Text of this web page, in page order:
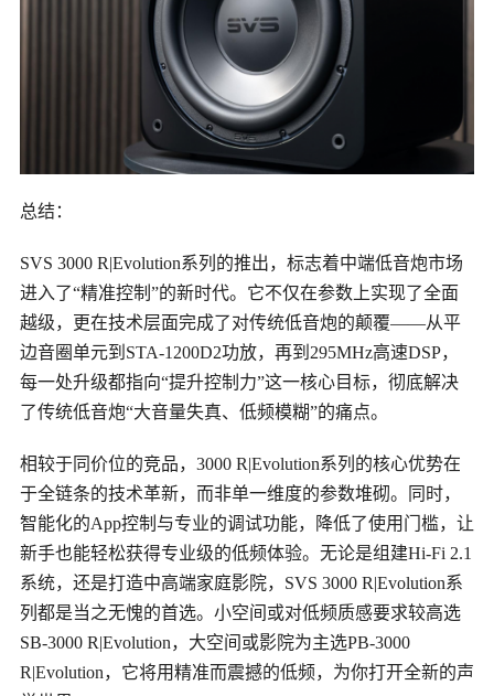
总结：
SVS 3000 R|Evolution系列的推出，标志着中端低音炮市场
进入了“精准控制”的新时代。它不仅在参数上实现了全面
越级，更在技术层面完成了对传统低音炮的颠覆——从平
边音圈单元到STA-1200D2功放，再到295MHz高速DSP，
每一处升级都指向“提升控制力”这一核心目标，彻底解决
了传统低音炮“大音量失真、低频模糊”的痛点。
相较于同价位的竞品， 3000 R|Evolution系列的核心优势在
于全链条的技术革新，而非单一维度的参数堆砌。同时，
智能化的App控制与专业的调试功能，降低了使用门槛，让
新手也能轻松获得专业级的低频体验。无论是组建Hi-Fi 2.1
系统，还是打造中高端家庭影院，SVS 3000 R|Evolution系
列都是当之无愧的首选。小空间或对低频质感要求较高选
SB-3000 R|Evolution，大空间或影院为主选PB-3000
R|Evolution，它将用精准而震撼的低频，为你打开全新的声